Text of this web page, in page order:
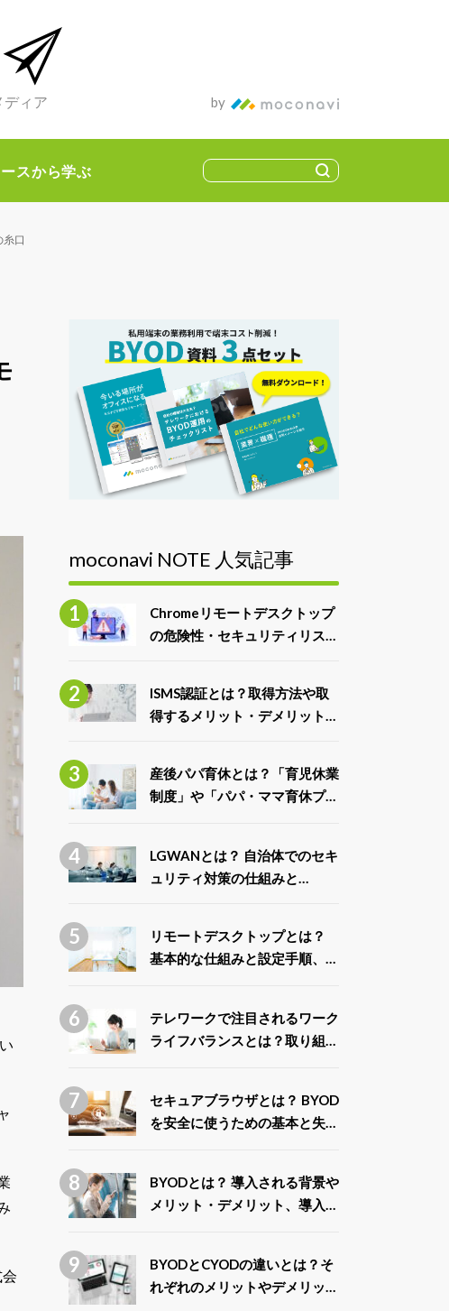
ディア by
スから学ぶ
口
moconavi NOTE 人気記事
Chromeリモートデスクトップ
の危険性・セキュリティリスク
ISMS認証とは？取得方法や取
得するメリット・デメリット、
産後パパ育休とは？「育児休業
制度」や「パパ・ママ育休プラ
LGWANとは？ 自治体でのセキ
ュリティ対策の仕組みと
リモートデスクトップとは？
基本的な仕組みと設定手順、安
テレワークで注目されるワーク
ライフバランスとは？取り組み
セキュアブラウザとは？ BYOD
を安全に使うための基本と失敗
BYODとは？ 導入される背景や
メリット・デメリット、導入事
BYODとCYODの違いとは？そ
れぞれのメリットやデメリット